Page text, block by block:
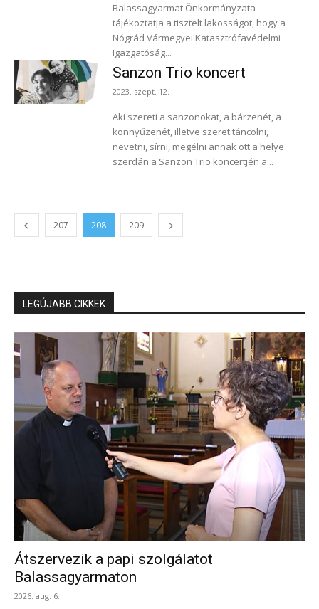
Balassagyarmat Önkormányzata
tájékoztatja a tisztelt lakosságot, hogy a
Nógrád Vármegyei Katasztrófavédelmi
Igazgatóság...
Sanzon Trio koncert
2023. szept. 12.
Aki szereti a sanzonokat, a bárzenét, a
könnyűzenét, illetve szeret táncolni,
nevetni, sírni, megélni annak ott a helye
szerdán a Sanzon Trio koncertjén a...
207 208 209
LEGÚJABB CIKKEK
Átszervezik a papi szolgálatot
Balassagyarmaton
2026. aug. 6.